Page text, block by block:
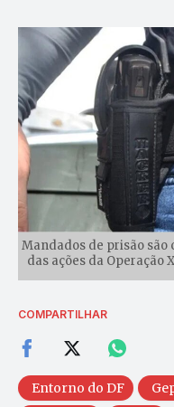
Mandados de prisão
das ações da Operação
COMPARTILHAR
Entorno do DF